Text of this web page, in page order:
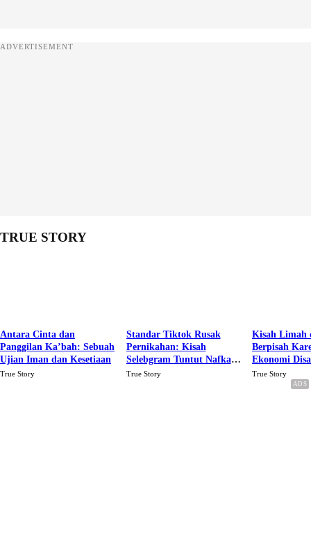
ADVERTISEMENT
TRUE STORY
Antara Cinta dan
Panggilan Ka’bah: Sebuah
Ujian Iman dan Kesetiaan
True Story
Standar Tiktok Rusak
Pernikahan: Kisah
Selebgram Tuntut Nafkah
Rp.15 Juta Perbulan
True Story
Kisah Limah
Berpisah
Ekonomi
Karena Cinta
True Story